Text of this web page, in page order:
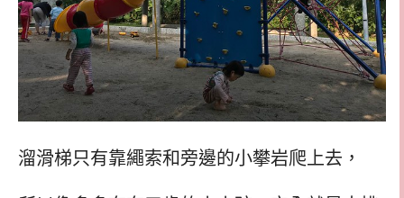
溜滑梯只有靠繩索和旁邊的小攀岩爬上去，